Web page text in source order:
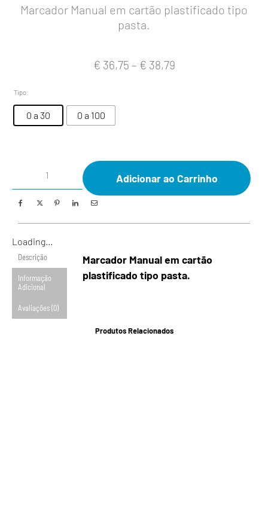
Marcador Manual em cartão plastificado tipo
pasta.
€ 36,75 – € 38,79
Tipo:
0 a 30 0 a 100
Adicionar ao Carrinho
Loading...
Descrição
Informação
Adicional
Avaliações (0)
Marcador Manual em cartão
plastificado tipo pasta.
Produtos Relacionados